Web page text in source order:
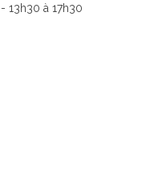
13h30 à 17h30